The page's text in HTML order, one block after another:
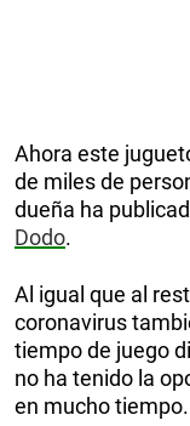
Ahora este
de miles de
dueña ha
Dodo.
Al igual que al
coronavirus
tiempo de juego
no ha tenido la
en mucho tiempo.